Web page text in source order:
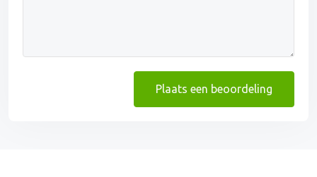
Plaats een beoordeling